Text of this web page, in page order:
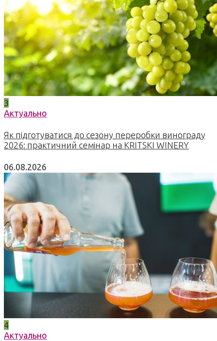
3
Актуально
Як підготуватися до сезону переробки винограду
2026: практичний семінар на KRITSKI WINERY
06.08.2026
4
Актуально